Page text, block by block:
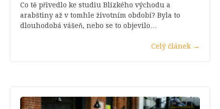
Co tě přivedlo ke studiu Blízkého východu a
arabštiny až v tomhle životním období? Byla to
dlouhodobá vášeň, nebo se to objevilo…
Celý článek →